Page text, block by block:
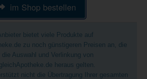
im Shop bestellen
bietet viele Produkte auf
zu noch günstigeren Preisen an, die
die Auswahl und Verlinkung von
heraus gelten.
nicht die Übertragung Ihrer gesamten